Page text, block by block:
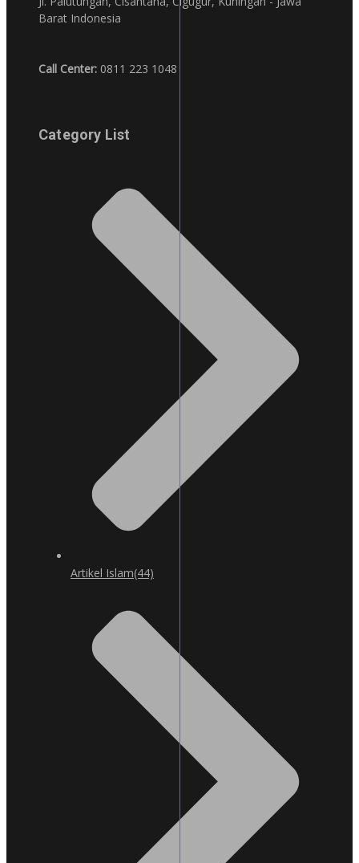
Barat Indonesia
Call Center: 0811 223 1048
Category List
Artikel Islam(44)